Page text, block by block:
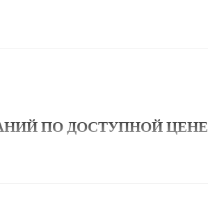
ПО ДОСТУПНОЙ ЦЕНЕ